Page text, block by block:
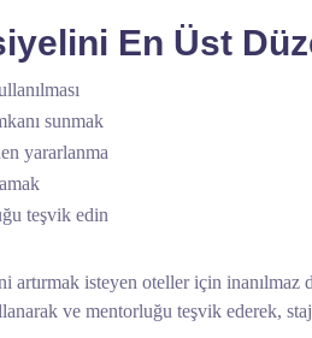
En Üst
sunmak
yararlanma
teşvik edin
isteyen oteller için
ve mentorluğu teşvik ederek,